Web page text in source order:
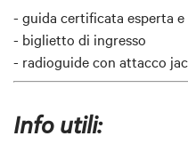
- guida certificata esperta e
- biglietto di ingresso
- radioguide con attacco
Info utili: